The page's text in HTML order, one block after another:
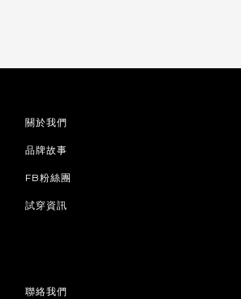
關於我們
品牌故事
FB粉絲團
試穿資訊
聯絡我們